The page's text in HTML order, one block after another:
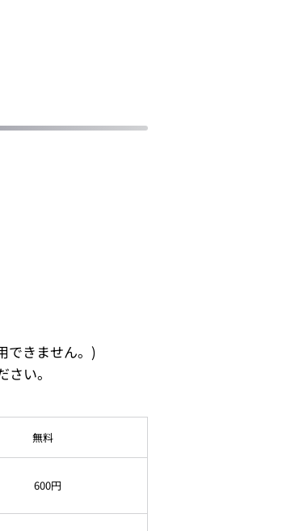
できません。)
い。
無料
600円